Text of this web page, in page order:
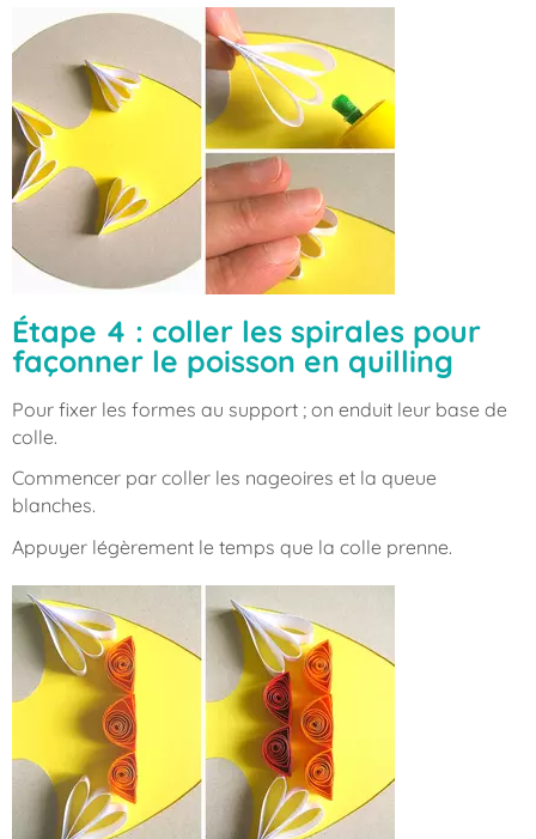
Étape 4 : coller les spirales pour
façonner le poisson en quilling
Pour fixer les formes au support ; on enduit leur base de
colle.
Commencer par coller les nageoires et la queue
blanches.
Appuyer légèrement le temps que la colle prenne.